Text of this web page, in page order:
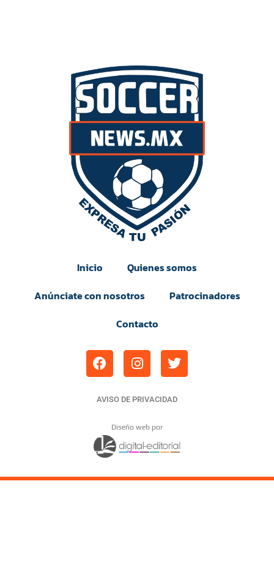
Inicio
Quienes somos
Anúnciate con nosotros
Patrocinadores
Contacto
AVISO DE PRIVACIDAD
Diseño web por